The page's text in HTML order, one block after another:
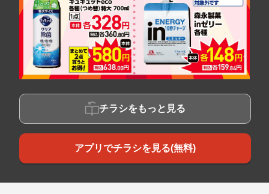
チラシをもっと見る
アプリでチラシを見る(無料)